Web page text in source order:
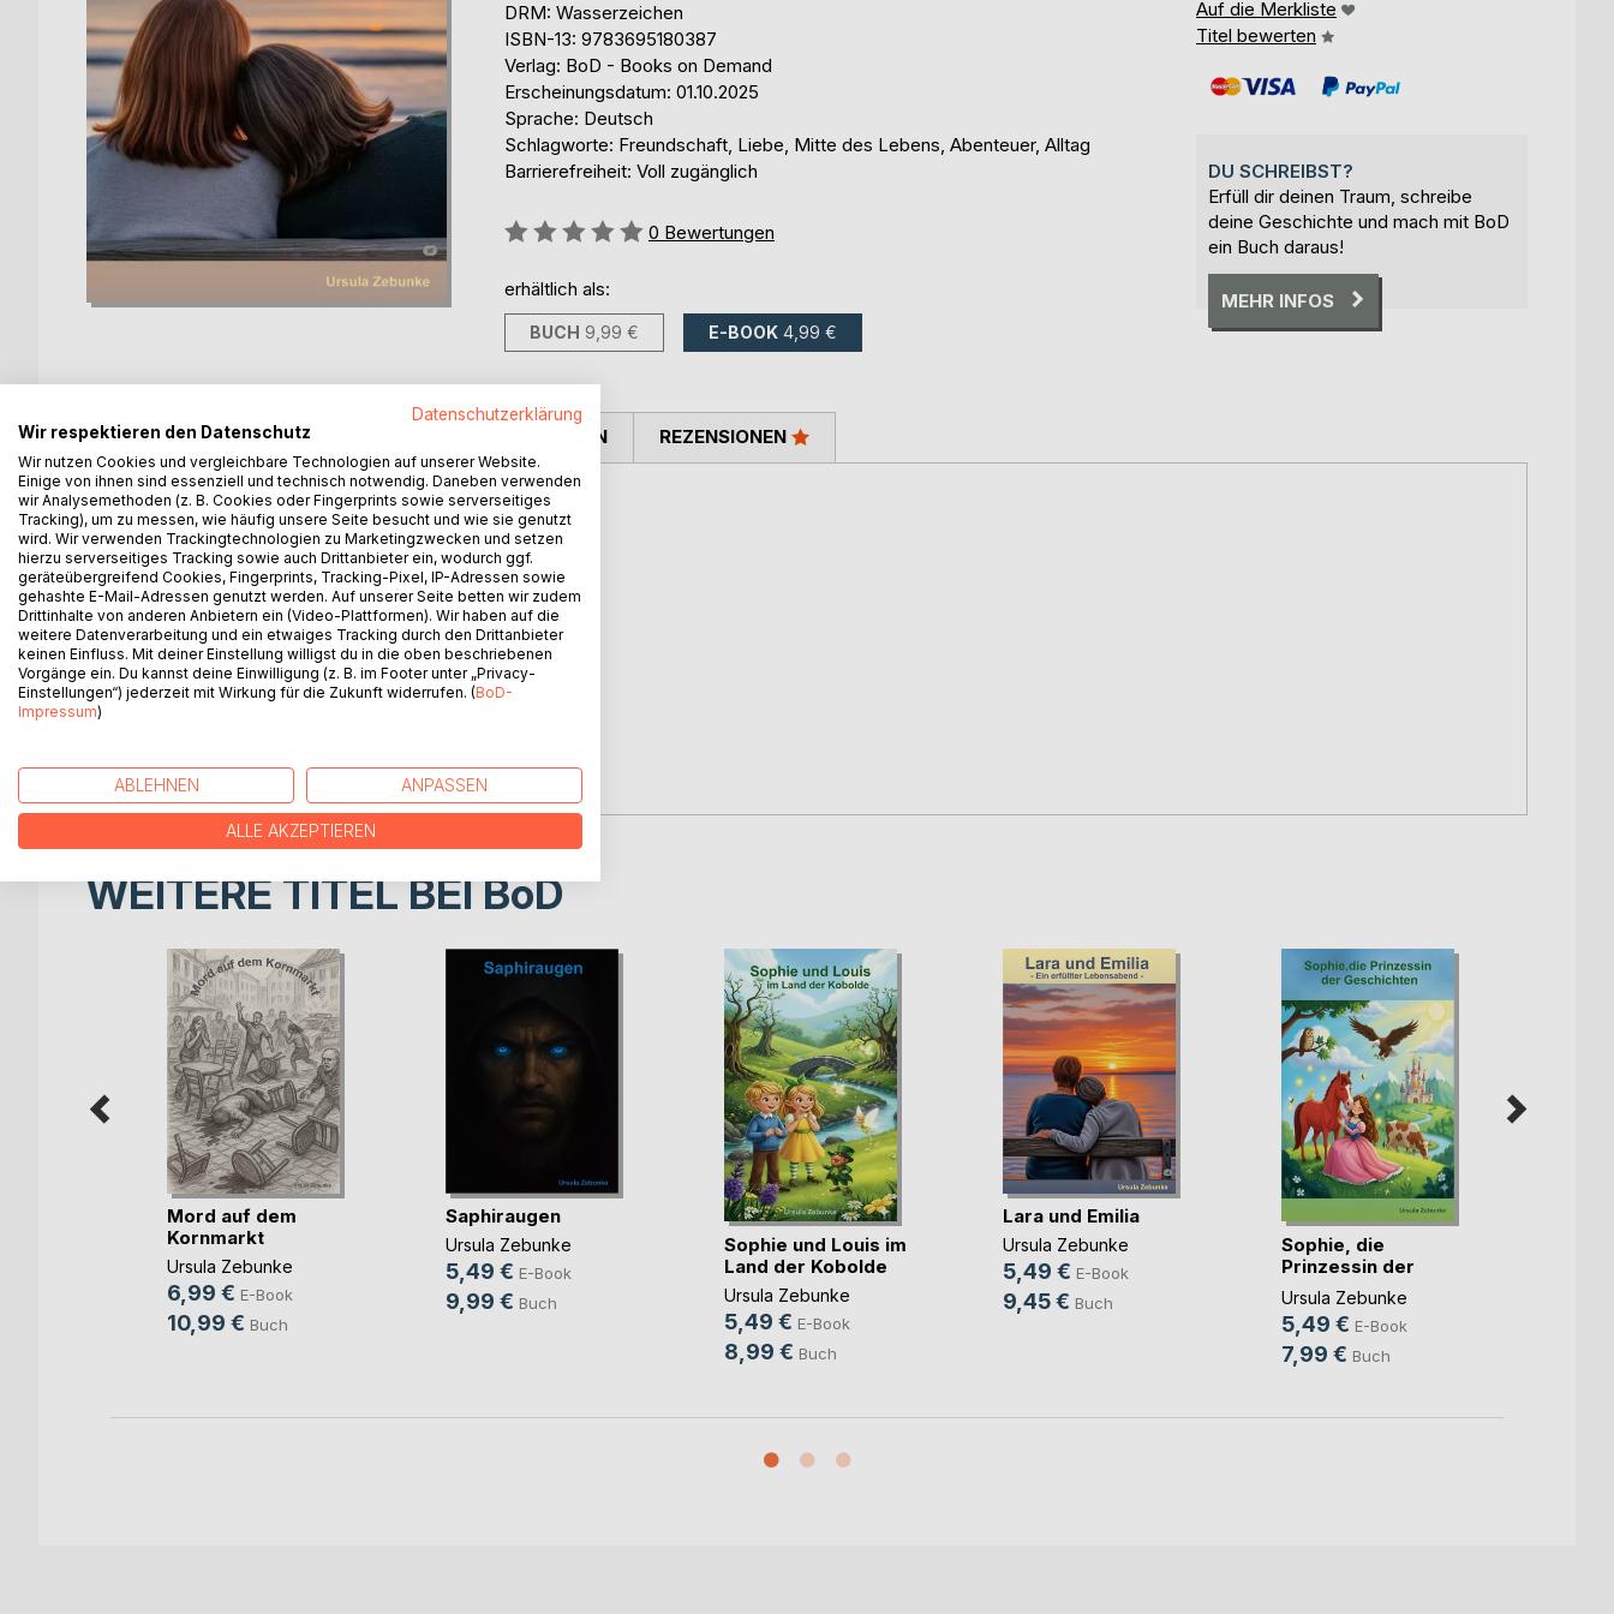
DRM: Wasserzeichen
ISBN-13: 9783695180387
Verlag: BoD - Books on Demand
Erscheinungsdatum: 01.10.2025
Sprache: Deutsch
Schlagworte: Freundschaft, Liebe, Mitte des Lebens, Abenteuer, Alltag
Barrierefreiheit: Voll zugänglich
Bewertung::
0 Bewertungen
erhältlich als:
BUCH 9,99 € E-BOOK 4,99 €
Auf die Merkliste
Titel bewerten
DU SCHREIBST?
Erfüll dir deinen Traum, schreibe
deine Geschichte und mach mit BoD
ein Buch daraus!
MEHR INFOS
BESCHREIBUNG
Lara und Emilia, in der Mitte
des Lebens angekommen,
sind immer noch glücklich
und verliebt.
Einige Turbulenzen,
Schicksalsschläge und
unerwartete Ereignisse kann
ihrer Überzeugung nichts
anhaben
Beine hochzulegen.
AUTOR/IN PRESSESTIMMEN REZENSIONEN
WEITERE TITEL BEIBoD
Mord auf dem
Kornmarkt
Ursula Zebunke
6,99 € E-Book
10,99 € Buch
Saphiraugen
Ursula Zebunke
5,49 € E-Book
9,99 € Buch
Sophie und Louis im
Land der Kobolde
Ursula Zebunke
5,49 € E-Book
8,99 € Buch
Lara und Emilia
Ursula Zebunke
5,49 € E-Book
9,45 € Buch
Sophie, die
Prinzessin der
Geschichten
Ursula Zebunke
5,49 € E-Book
7,99 € Buch
Datenschutzerklärung
Wir respektieren den Datenschutz
Wir nutzen Cookies und vergleichbare Technologien auf unserer Website.
Einige von ihnen sind essenziell und technisch notwendig. Daneben verwenden
wir Analysemethoden (z. B. Cookies oder Fingerprints sowie serverseitiges
Tracking), um zu messen, wie häufig unsere Seite besucht und wie sie genutzt
wird. Wir verwenden Trackingtechnologien zu Marketingzwecken und setzen
hierzu serverseitiges Tracking sowie auch Drittanbieter ein, wodurch ggf.
geräteübergreifend Cookies, Fingerprints, Tracking-Pixel, IP-Adressen sowie
gehashte E-Mail-Adressen genutzt werden. Auf unserer Seite betten wir zudem
Drittinhalte von anderen Anbietern ein (Video-Plattformen). Wir haben auf die
weitere Datenverarbeitung und ein etwaiges Tracking durch den Drittanbieter
keinen Einfluss. Mit deiner Einstellung willigst du in die oben beschriebenen
Vorgänge ein. Du kannst deine Einwilligung (z. B. im Footer unter „Privacy-
Einstellungen“) jederzeit mit Wirkung für die Zukunft widerrufen. (BoD-
Impressum)
ABLEHNEN ANPASSEN
ALLE AKZEPTIEREN